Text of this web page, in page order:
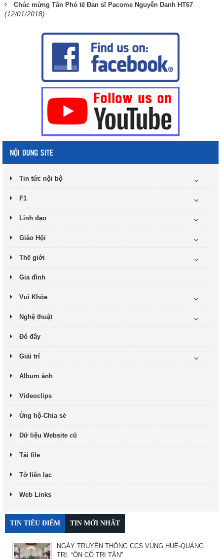
Chúc mừng Tân Phó tế Đan sĩ Pacome Nguyễn Danh HT67
(12/01/2018)
NỘI DUNG SITE
Tin tức nội bộ
F1
Linh đạo
Giáo Hội
Thế giới
Gia đình
Vui Khỏe
Nghệ thuật
Đó đây
Giải trí
Album ảnh
Videoclips
Ủng hộ-Chia sẻ
Dữ liệu Website cũ
Tải file
Tờ liên lạc
Web Links
TIN TIÊU ĐIỂM TIN MỚI NHẤT
NGÀY TRUYỀN THỐNG CCS VÙNG HUẾ-QUẢNG
TRỊ. “ÔN CỐ TRI TÂN”